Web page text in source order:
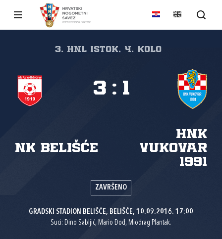
3. HNL Istok, 4. kolo
NK Belišće
HNK
Vukovar
1991
3 : 1
ZAVRŠENO
GRADSKI STADION BELIŠĆE, BELIŠĆE, 10.09.2016. 17:00
Suci: Dino Sabljić, Mario Đođ, Miodrag Plantak.